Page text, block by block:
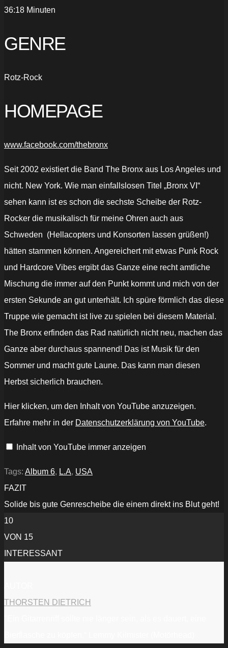
36:18 Minuten
GENRE
Rotz-Rock
HOMEPAGE
www.facebook.com/thebronx
Seit 2002 existiert die Band The Bronx aus Los Angeles und
nicht. New York. Wie man einfallslosen Titel „Bronx VI“
sehen kann ist es schon die sechste Scheibe der Rotz-
Rocker die musikalisch für meine Ohren auch aus
Schweden (Hellacopters und Konsorten lassen grüßen!)
hätten stammen können. Angereichert mit etwas Punk Rock
und Hardcore Vibes ergibt das Ganze eine recht amtliche
Mischung die immer auf den Punkt kommt und mich von der
ersten Sekunde an gut unterhält. Ich spüre förmlich das diese
Truppe wie gemacht ist live zu spielen bei diesem Material.
The Bronx erfinden das Rad natürlich nicht neu, machen das
Ganze aber durchaus spannend! Das ist Musik für den
Sommer und macht gute Laune. Das kann man diesen
Herbst sicherlich brauchen.
„The
Bronx
Peace
Video)“
anzeigen
Hier klicken, um den Inhalt von YouTube anzuzeigen.
Erfahre mehr in der Datenschutzerklärung von YouTube.
Inhalt von YouTube immer anzeigen
Tags: Album 6, L.A, USA
FAZIT
Solide bis gute Genrescheibe die einem direkt ins Blut geht!
10
VON 15
INTERESSANT
THORSTEN DIETRICH